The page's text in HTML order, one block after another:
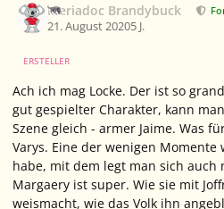
Meriadoc Brandybuck
21. August 20205 J.
ERSTELLER
Ach ich mag Locke. Der ist so
gut gespielter Charakter, kann
Szene gleich - armer Jaime. Was
Varys. Eine der wenigen
habe, mit dem legt man sich auch
Margaery ist super. Wie sie mit
weismacht, wie das Volk ihn